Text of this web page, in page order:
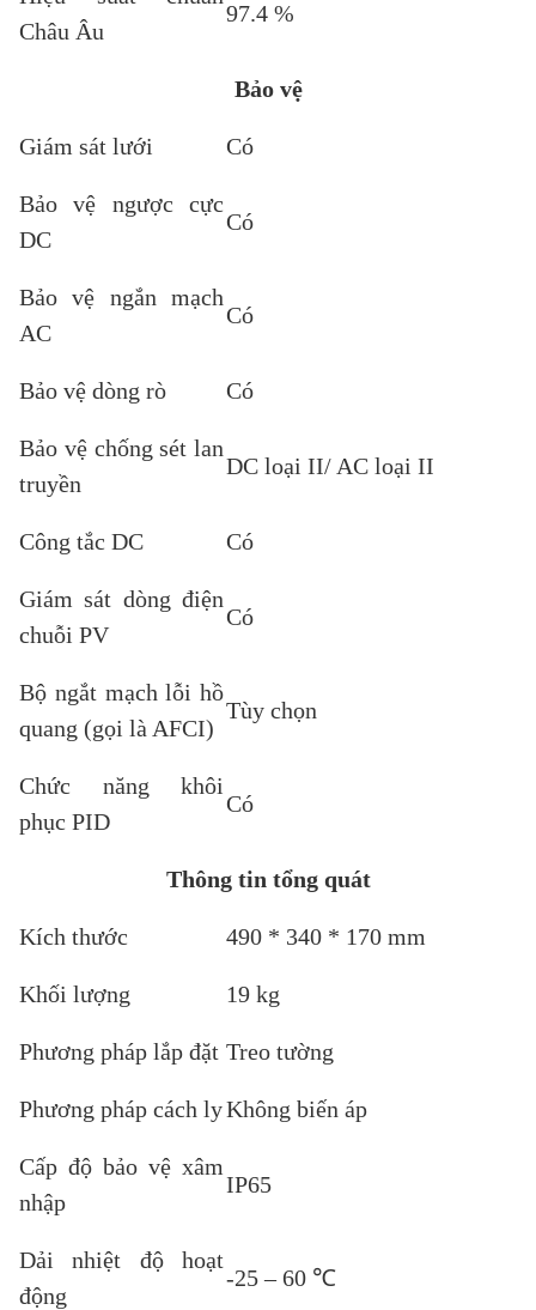
Châu Âu
97.4 %
Bảo vệ
Giám sát lưới Có
Bảo vệ ngược cực
DC
Có
Bảo vệ ngắn mạch
AC
Có
Bảo vệ dòng rò Có
Bảo vệ chống sét lan
truyền
DC loại II/ AC loại II
Công tắc DC Có
Giám sát dòng điện
chuỗi PV
Có
Bộ ngắt mạch lỗi hồ
quang (gọi là AFCI)
Tùy chọn
Chức năng khôi
phục PID
Có
Thông tin tổng quát
Kích thước 490 * 340 * 170 mm
Khối lượng 19 kg
Phương pháp lắp đặt Treo tường
Phương pháp cách lyKhông biến áp
Cấp độ bảo vệ xâm
nhập
IP65
Dải nhiệt độ hoạt
động
-25 – 60 ℃